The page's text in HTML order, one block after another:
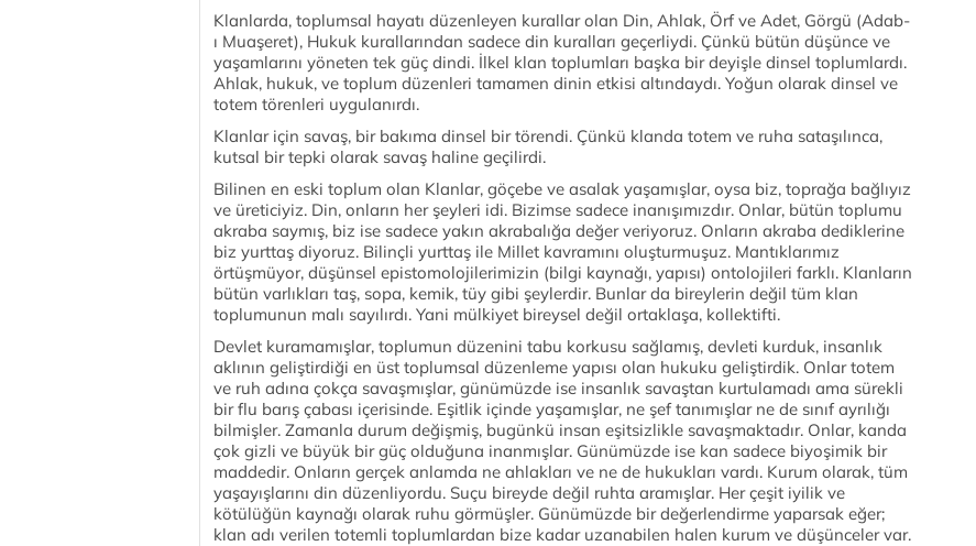
Klanlarda, toplumsal hayatı düzenleyen kurallar olan Din, Ahlak, Örf ve Adet, Görgü (Adab-
ı Muaşeret), Hukuk kurallarından sadece din kuralları geçerliydi. Çünkü bütün düşünce ve
yaşamlarını yöneten tek güç dindi. İlkel klan toplumları başka bir deyişle dinsel toplumlardı.
Ahlak, hukuk, ve toplum düzenleri tamamen dinin etkisi altındaydı. Yoğun olarak dinsel ve
totem törenleri uygulanırdı.
Klanlar için savaş, bir bakıma dinsel bir törendi. Çünkü klanda totem ve ruha sataşılınca,
kutsal bir tepki olarak savaş haline geçilirdi.
Bilinen en eski toplum olan Klanlar, göçebe ve asalak yaşamışlar, oysa biz, toprağa bağlıyız
ve üreticiyiz. Din, onların her şeyleri idi. Bizimse sadece inanışımızdır. Onlar, bütün toplumu
akraba saymış, biz ise sadece yakın akrabalığa değer veriyoruz. Onların akraba dediklerine
biz yurttaş diyoruz. Bilinçli yurttaş ile Millet kavramını oluşturmuşuz. Mantıklarımız
örtüşmüyor, düşünsel epistomolojilerimizin (bilgi kaynağı, yapısı) ontolojileri farklı. Klanların
bütün varlıkları taş, sopa, kemik, tüy gibi şeylerdir. Bunlar da bireylerin değil tüm klan
toplumunun malı sayılırdı. Yani mülkiyet bireysel değil ortaklaşa, kollektifti.
Devlet kuramamışlar, toplumun düzenini tabu korkusu sağlamış, devleti kurduk, insanlık
aklının geliştirdiği en üst toplumsal düzenleme yapısı olan hukuku geliştirdik. Onlar totem
ve ruh adına çokça savaşmışlar, günümüzde ise insanlık savaştan kurtulamadı ama sürekli
bir flu barış çabası içerisinde. Eşitlik içinde yaşamışlar, ne şef tanımışlar ne de sınıf ayrılığı
bilmişler. Zamanla durum değişmiş, bugünkü insan eşitsizlikle savaşmaktadır. Onlar, kanda
çok gizli ve büyük bir güç olduğuna inanmışlar. Günümüzde ise kan sadece biyoşimik bir
maddedir. Onların gerçek anlamda ne ahlakları ve ne de hukukları vardı. Kurum olarak, tüm
yaşayışlarını din düzenliyordu. Suçu bireyde değil ruhta aramışlar. Her çeşit iyilik ve
kötülüğün kaynağı olarak ruhu görmüşler. Günümüzde bir değerlendirme yaparsak eğer;
klan adı verilen totemli toplumlardan bize kadar uzanabilen halen kurum ve düşünceler var.